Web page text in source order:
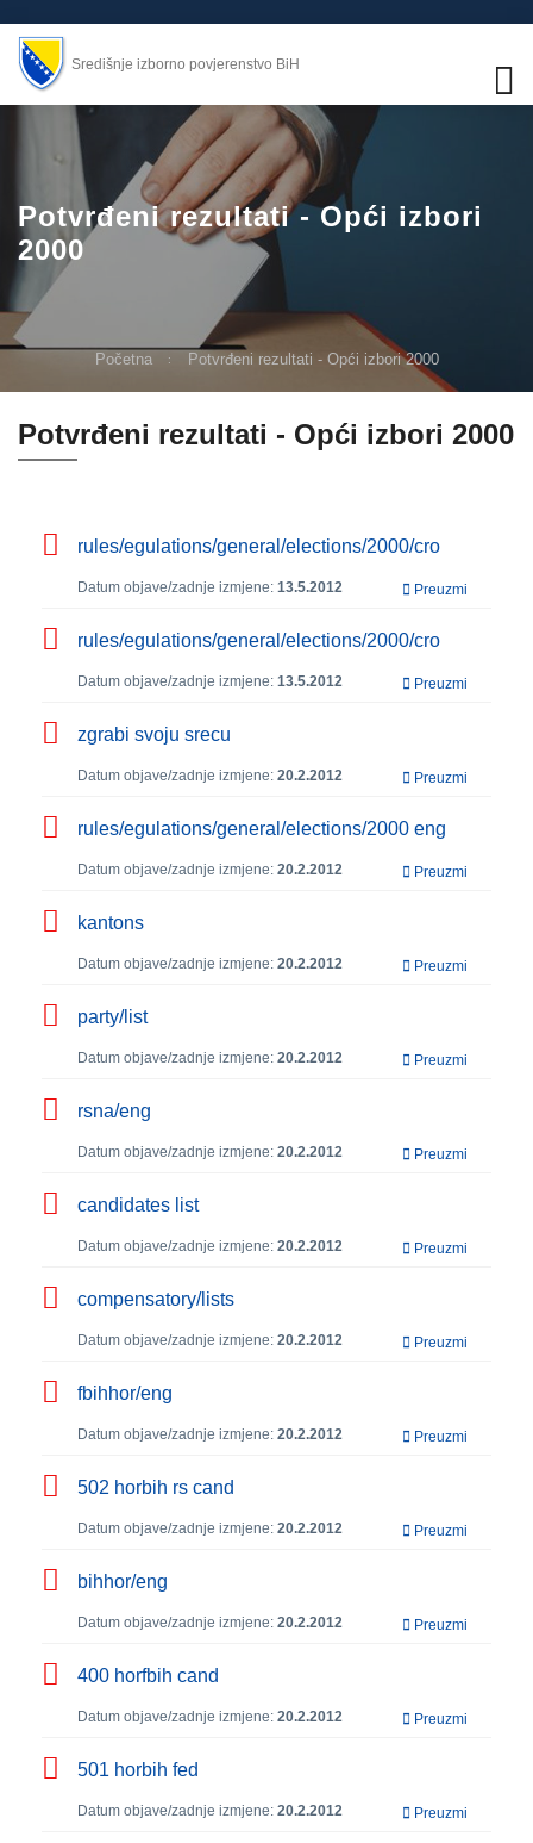
Središnje izborno povjerenstvo BiH
Potvrđeni rezultati - Opći izbori
2000
Početna Potvrđeni rezultati - Opći izbori 2000
Potvrđeni rezultati - Opći izbori 2000
rules/egulations/general/elections/2000/cro
Datum objave/zadnje izmjene: 13.5.2012 Preuzmi
rules/egulations/general/elections/2000/cro
Datum objave/zadnje izmjene: 13.5.2012 Preuzmi
zgrabi svoju srecu
Datum objave/zadnje izmjene: 20.2.2012 Preuzmi
rules/egulations/general/elections/2000 eng
Datum objave/zadnje izmjene: 20.2.2012 Preuzmi
kantons
Datum objave/zadnje izmjene: 20.2.2012 Preuzmi
party/list
Datum objave/zadnje izmjene: 20.2.2012 Preuzmi
rsna/eng
Datum objave/zadnje izmjene: 20.2.2012 Preuzmi
candidates list
Datum objave/zadnje izmjene: 20.2.2012 Preuzmi
compensatory/lists
Datum objave/zadnje izmjene: 20.2.2012 Preuzmi
fbihhor/eng
Datum objave/zadnje izmjene: 20.2.2012 Preuzmi
502 horbih rs cand
Datum objave/zadnje izmjene: 20.2.2012 Preuzmi
bihhor/eng
Datum objave/zadnje izmjene: 20.2.2012 Preuzmi
400 horfbih cand
Datum objave/zadnje izmjene: 20.2.2012 Preuzmi
501 horbih fed
Datum objave/zadnje izmjene: 20.2.2012 Preuzmi